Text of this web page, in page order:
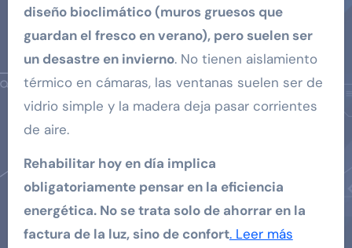
diseño bioclimático (muros gruesos que
guardan el fresco en verano), pero suelen ser
un desastre en invierno. No tienen aislamiento
térmico en cámaras, las ventanas suelen ser de
vidrio simple y la madera deja pasar corrientes
de aire.
Rehabilitar hoy en día implica
obligatoriamente pensar en la eficiencia
energética. No se trata solo de ahorrar en la
factura de la luz, sino de confort. Leer más